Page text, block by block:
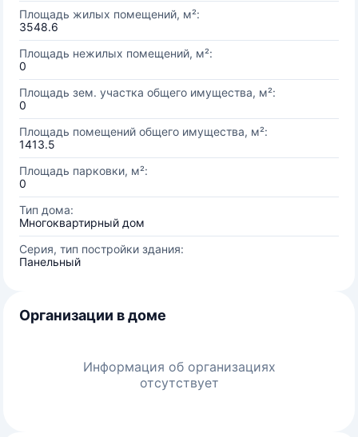
Площадь жилых помещений, м²:
3548.6
Площадь нежилых помещений, м²:
0
Площадь зем. участка общего имущества, м²:
0
Площадь помещений общего имущества, м²:
1413.5
Площадь парковки, м²:
0
Тип дома:
Многоквартирный дом
Серия, тип постройки здания:
Панельный
Организации в доме
Информация об организациях
отсутствует